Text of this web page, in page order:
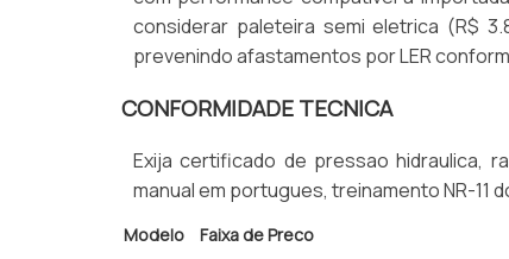
considerar paleteira semi eletrica (R$
prevenindo afastamentos por LER
CONFORMIDADE TECNICA
Exija certificado de pressao hidraulica,
manual em portugues, treinamento NR-11
Modelo Faixa de Preco